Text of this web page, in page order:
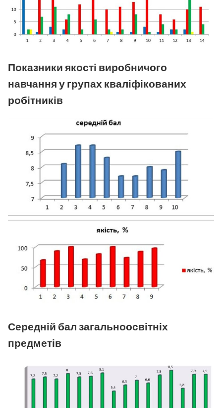
Показники якості виробничого
навчання у групах кваліфікованих
робітників
Середній бал загальноосвітніх
предметів